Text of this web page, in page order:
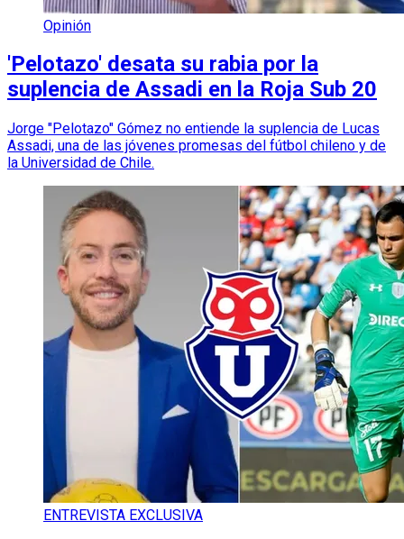
Opinión
'Pelotazo' desata su rabia por la
suplencia de Assadi en la Roja Sub 20
Jorge "Pelotazo" Gómez no entiende la suplencia de Lucas
Assadi, una de las jóvenes promesas del fútbol chileno y de
la Universidad de Chile.
ENTREVISTA EXCLUSIVA